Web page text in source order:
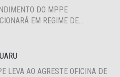
DO MPPE
EM REGIME DE
LEVA AO AGRESTE OFICINA DE